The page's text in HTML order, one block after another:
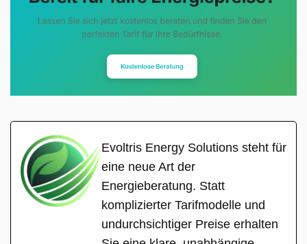
Evoltris Energy Solutions steht für
eine neue Art der
Energieberatung. Statt
komplizierter Tarifmodelle und
undurchsichtiger Preise erhalten